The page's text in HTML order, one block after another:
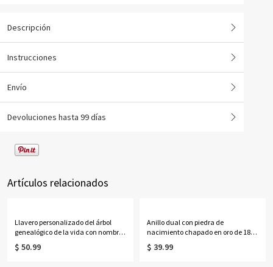
Descripción
Instrucciones
Envío
Devoluciones hasta 99 días
Artículos relacionados
Llavero personalizado del árbol
genealógico de la vida con nombres
de 1 a 13 niños
$ 50.99
Anillo dual con piedra de
nacimiento chapado en oro de 18
quilates
$ 39.99